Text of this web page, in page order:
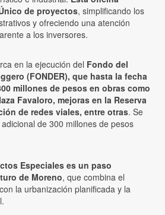
de proyectos, simplificando los
y ofreciendo una atención
a los inversores.
en la ejecución del Fondo del
(FONDER), que hasta la fecha
millones de pesos en obras como
Favaloro, mejoras en la Reserva
de redes viales, entre otras. Se
de 300 millones de pesos
Especiales es un paso
de Moreno, que combina el
la urbanización planificada y la